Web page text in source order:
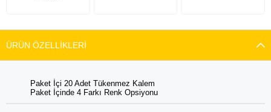
ÜRÜN ÖZELLIKLERI
Paket İçi 20 Adet Tükenmez Kalem
Paket İçinde 4 Farkı Renk Opsiyonu